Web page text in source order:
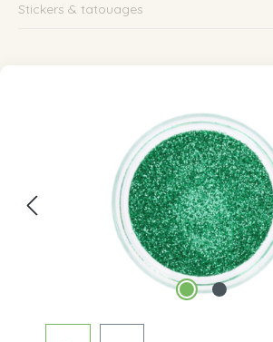
Stickers & tatouages
Ignorer la galerie d'images